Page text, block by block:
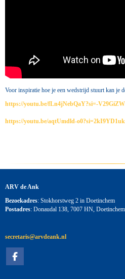
Voor inspiratie hoe je een wedstrijd stuurt kan je
https://youtu.be/fLn4jNebQaY?si=-
https://youtu.be/aqtUmdld-
ARV de Ank
Bezoekadres: Stokhorstweg 2 in Doetinchem
Postadres: Donaudal 138, 7007 HN, Doetinchem
siraterces@arvdeank.nl